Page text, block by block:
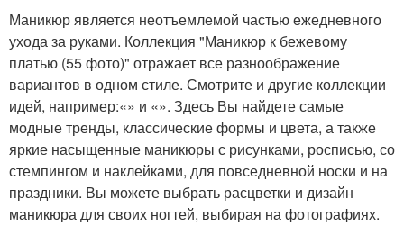
Маникюр является неотъемлемой частью ежедневного
ухода за руками. Коллекция "Маникюр к бежевому
платью (55 фото)" отражает все разноображение
вариантов в одном стиле. Смотрите и другие коллекции
идей, например:«» и «». Здесь Вы найдете самые
модные тренды, классические формы и цвета, а также
яркие насыщенные маникюры с рисунками, росписью, со
стемпингом и наклейками, для повседневной носки и на
праздники. Вы можете выбрать расцветки и дизайн
маникюра для своих ногтей, выбирая на фотографиях.